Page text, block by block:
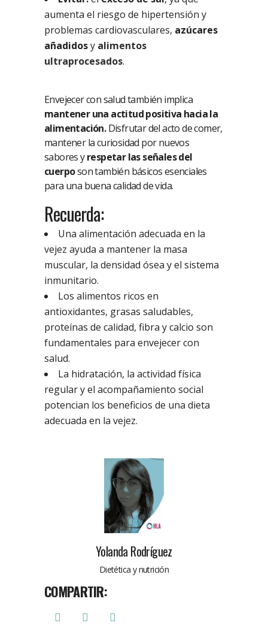
aumenta el riesgo de hipertensión y
problemas cardiovasculares, azúcares
añadidosy alimentos
ultraprocesados.
Envejecer con salud también implica
mantener una actitud positiva hacia la
alimentación.Disfrutar del acto de comer,
mantener la curiosidad por nuevos
sabores yrespetar las señales del
cuerposon también básicos esenciales
para una buena calidad de vida.
Recuerda:
Una alimentación adecuada en la
vejez ayuda a mantener la masa
muscular, la densidad ósea y el sistema
inmunitario.
Los alimentos ricos en
antioxidantes, grasas saludables,
proteínas de calidad, fibra y calcio son
fundamentales para envejecer con
salud.
La hidratación, la actividad física
regular y el acompañamiento social
potencian los beneficios de una dieta
adecuada en la vejez.
Yolanda Rodríguez
Dietética y nutrición
COMPARTIR: